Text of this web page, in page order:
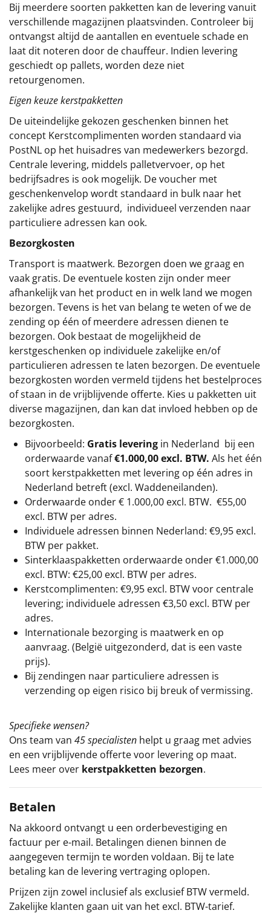
Bij meerdere soorten pakketten kan de levering vanuit
verschillende magazijnen plaatsvinden. Controleer bij
ontvangst altijd de aantallen en eventuele schade en
laat dit noteren door de chauffeur. Indien levering
geschiedt op pallets, worden deze niet
retourgenomen.
Eigen keuze kerstpakketten
De uiteindelijke gekozen geschenken binnen het
concept Kerstcomplimenten worden standaard via
PostNL op het huisadres van medewerkers bezorgd.
Centrale levering, middels palletvervoer, op het
bedrijfsadres is ook mogelijk. De voucher met
geschenkenvelop wordt standaard in bulk naar het
zakelijke adres gestuurd, individueel verzenden naar
particuliere adressen kan ook.
Bezorgkosten
Transport is maatwerk. Bezorgen doen we graag en
vaak gratis. De eventuele kosten zijn onder meer
afhankelijk van het product en in welk land we mogen
bezorgen. Tevens is het van belang te weten of we de
zending op één of meerdere adressen dienen te
bezorgen. Ook bestaat de mogelijkheid de
kerstgeschenken op individuele zakelijke en/of
particulieren adressen te laten bezorgen. De eventuele
bezorgkosten worden vermeld tijdens het bestelproces
of staan in de vrijblijvende offerte. Kies u pakketten uit
diverse magazijnen, dan kan dat invloed hebben op de
bezorgkosten.
Bijvoorbeeld: Gratis levering in Nederland bij een
orderwaarde vanaf€1.000,00 excl. BTW. Als het één
soort kerstpakketten met levering op één adres in
Nederland betreft (excl. Waddeneilanden).
Orderwaarde onder € 1.000,00 excl. BTW. €55,00
excl. BTW per adres.
Individuele adressen binnen Nederland: €9,95 excl.
BTW per pakket.
Sinterklaaspakketten orderwaarde onder €1.000,00
excl. BTW: €25,00 excl. BTW per adres.
Kerstcomplimenten: €9,95 excl. BTW voor centrale
levering; individuele adressen €3,50 excl. BTW per
adres.
Internationale bezorging is maatwerk en op
aanvraag. (België uitgezonderd, dat is een vaste
prijs).
Bij zendingen naar particuliere adressen is
verzending op eigen risico bij breuk of vermissing.
Specifieke wensen?
Ons team van 45 specialisten helpt u graag met advies
en een vrijblijvende offerte voor levering op maat.
Lees meer over kerstpakketten bezorgen.
Betalen
Na akkoord ontvangt u een orderbevestiging en
factuur per e-mail. Betalingen dienen binnen de
aangegeven termijn te worden voldaan. Bij te late
betaling kan de levering vertraging oplopen.
Prijzen zijn zowel inclusief als exclusief BTW vermeld.
Zakelijke klanten gaan uit van het excl. BTW-tarief.